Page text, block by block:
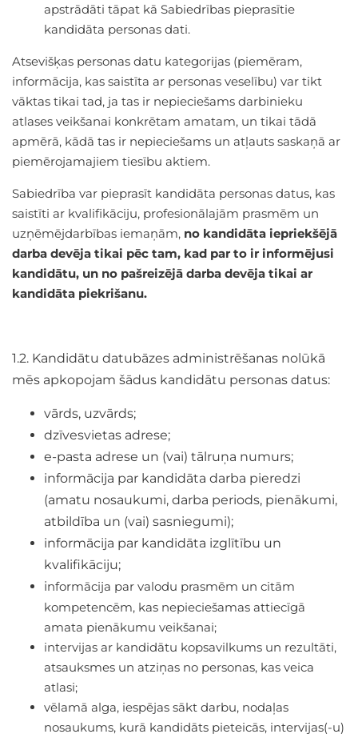
apstrādāti tāpat kā Sabiedrības pieprasītie
kandidāta personas dati.
Atsevišķas personas datu kategorijas (piemēram,
informācija, kas saistīta ar personas veselību) var tikt
vāktas tikai tad, ja tas ir nepieciešams darbinieku
atlases veikšanai konkrētam amatam, un tikai tādā
apmērā, kādā tas ir nepieciešams un atļauts saskaņā ar
piemērojamajiem tiesību aktiem.
Sabiedrība var pieprasīt kandidāta personas datus, kas
saistīti ar kvalifikāciju, profesionālajām prasmēm un
uzņēmējdarbības iemaņām, no kandidāta iepriekšējā
darba devēja tikai pēc tam, kad par to ir informējusi
kandidātu, un no pašreizējā darba devēja tikai ar
kandidāta piekrišanu.
1.2. Kandidātu datubāzes administrēšanas nolūkā
mēs apkopojam šādus kandidātu personas datus:
vārds, uzvārds;
dzīvesvietas adrese;
e-pasta adrese un (vai) tālruņa numurs;
informācija par kandidāta darba pieredzi
(amatu nosaukumi, darba periods, pienākumi,
atbildība un (vai) sasniegumi);
informācija par kandidāta izglītību un
kvalifikāciju;
informācija par valodu prasmēm un citām
kompetencēm, kas nepieciešamas attiecīgā
amata pienākumu veikšanai;
intervijas ar kandidātu kopsavilkums un rezultāti,
atsauksmes un atziņas no personas, kas veica
atlasi;
vēlamā alga, iespējas sākt darbu, nodaļas
nosaukums, kurā kandidāts pieteicās, intervijas(-u)